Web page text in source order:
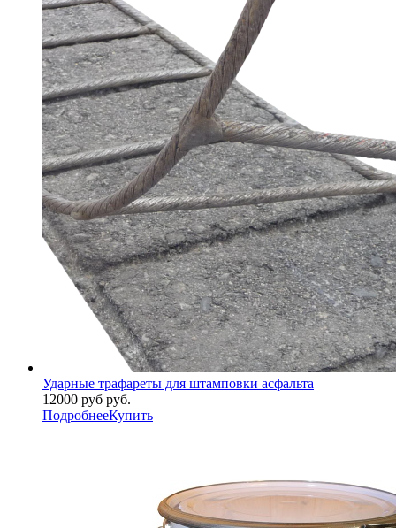
Ударные трафареты для штамповки асфальта
12000 руб руб.
ПодробнееКупить